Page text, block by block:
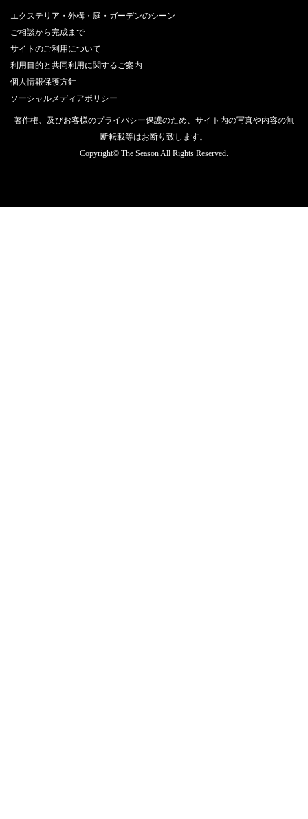
エクステリア・外構・庭・ガーデンのシーン
ご相談から完成まで
サイトのご利用について
利用目的と共同利用に関するご案内
個人情報保護方針
ソーシャルメディアポリシー
著作権、及びお客様のプライバシー保護のため、サイト内の写真や内容の無
断転載等はお断り致します。
Copyright© The Season All Rights Reserved.